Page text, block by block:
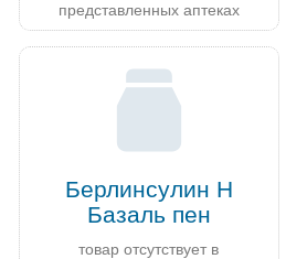
представленных аптеках
Берлинсулин Н
Базаль пен
товар отсутствует в